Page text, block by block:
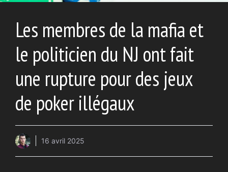
Les membres de la mafia et
le politicien du NJ ont fait
une rupture pour des jeux
de poker illégaux
16 avril 2025